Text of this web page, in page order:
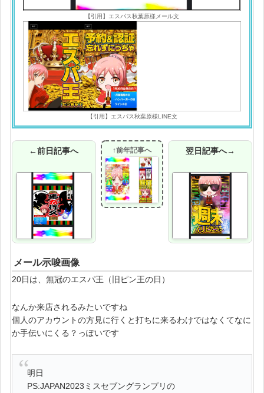
【引用】エスパス秋葉原様メール文
【引用】エスパス秋葉原様LINE文
←前日記事へ ↑前年記事へ 翌日記事へ→
メール示唆画像
20日は、無冠のエスパ王（旧ピン王の日）
なんか来店されるみたいですね
個人のアカウントの方見に行くと打ちに来るわけではなくてなに
か手伝いにくる？っぽいです
明日
PS:JAPAN2023ミスセブングランプリの